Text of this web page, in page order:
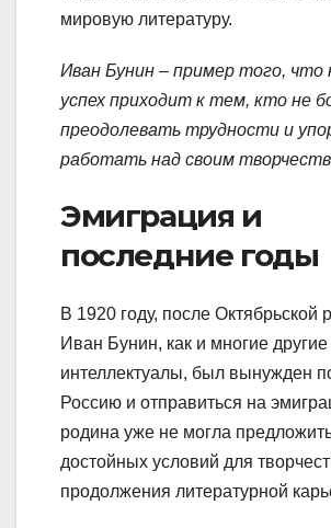
мировую литературу.
Иван Бунин – пример того,
успех приходит к тем, кто не
преодолевать трудности и
работать над своим
Эмиграция и
последние годы
В 1920 году, после Октябрьской
Иван Бунин, как и многие другие
интеллектуалы, был вынужден
Россию и отправиться на
родина уже не могла
достойных условий для
продолжения литературной